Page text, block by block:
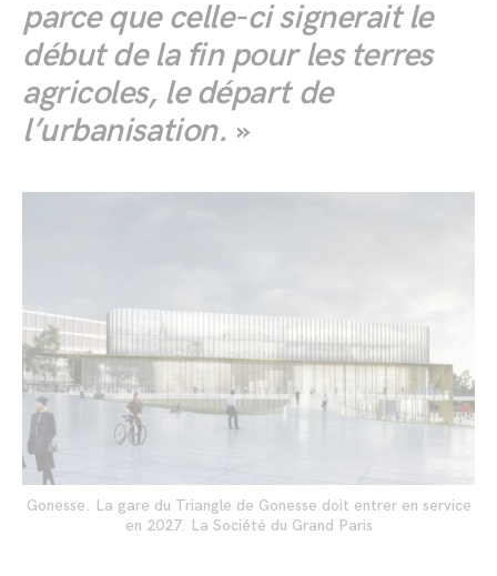
parce que celle-ci signerait le
début de la fin pour les terres
agricoles, le départ de
l’urbanisation. »
Gonesse. La gare du Triangle de Gonesse doit entrer en service
en 2027. La Société du Grand Paris